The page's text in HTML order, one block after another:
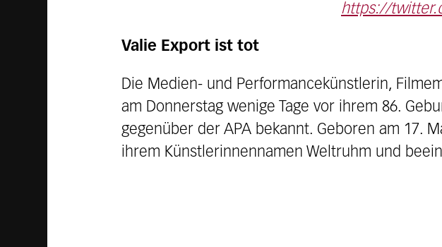
https://
Valie Export ist tot
Die Medien- und Performancekünstlerin,
am Donnerstag wenige Tage vor ihrem 86.
gegenüber der APA bekannt. Geboren am 17.
ihrem Künstlerinnennamen Weltruhm und